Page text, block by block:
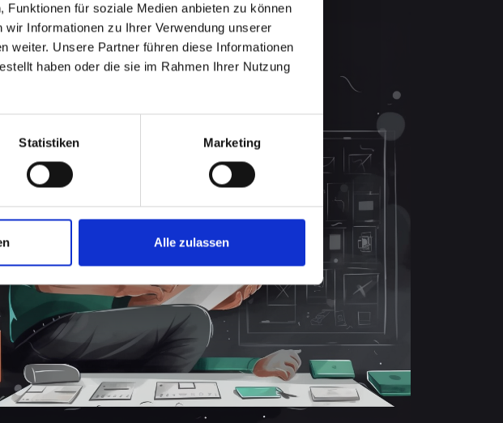
für soziale Medien anbieten zu können
Informationen zu Ihrer Verwendung unserer
weiter. Unsere Partner führen diese Informationen
haben oder die sie im Rahmen Ihrer Nutzung
Statistiken Marketing
Alle zulassen